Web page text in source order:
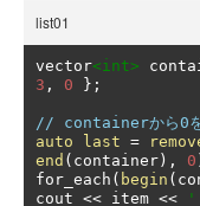
list01
vector<int>
3 , 0 };
// containerから0を
auto
last =
end ( container ), 0
for_each ( begin (
cout << item << '